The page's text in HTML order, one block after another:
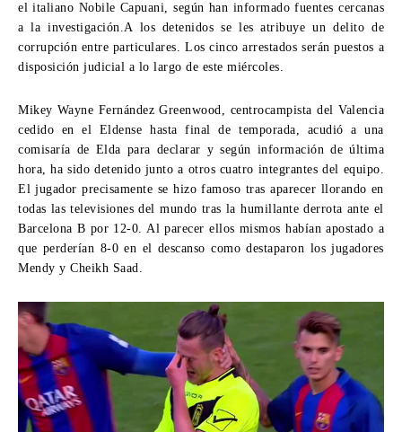
el italiano Nobile Capuani, según han informado fuentes cercanas
a la investigación.A los detenidos se les atribuye un delito de
corrupción entre particulares. Los cinco arrestados serán puestos a
disposición judicial a lo largo de este miércoles.
Mikey Wayne Fernández Greenwood, centrocampista del Valencia
cedido en el Eldense hasta final de temporada, acudió a una
comisaría de Elda para declarar y según información de última
hora, ha sido detenido junto a otros cuatro integrantes del equipo.
El jugador precisamente se hizo famoso tras aparecer llorando en
todas las televisiones del mundo tras la humillante derrota ante el
Barcelona B por 12-0. Al parecer ellos mismos habían apostado a
que perderían 8-0 en el descanso como destaparon los jugadores
Mendy y Cheikh Saad.